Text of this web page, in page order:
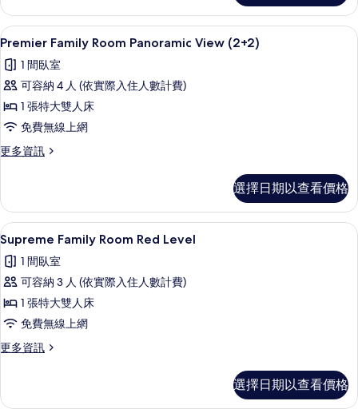
相
片
Room
Panoramic
View
詳
情
顯
示
Premier
Family
Room
Panoramic
View
所
有
相
片
高級寢具、迷你吧、客房內保險箱、書
4
Premier Family Room Panoramic View (2+2)
1 間臥室
可容納 4 人 (依實際入住人數計費)
1 張特大雙人床
免費無線上網
更多資訊
更
Room
Panoramic
View
(2+2)
的
詳
選擇日期以查看價格
顯
示
Supreme
Family
Room
Red
Level
高級寢具、迷你吧、客房內保險箱、書
3
Supreme Family Room Red Level
1 間臥室
可容納 3 人 (依實際入住人數計費)
1 張特大雙人床
免費無線上網
更多資訊
更
Room
選擇日期以查看價格